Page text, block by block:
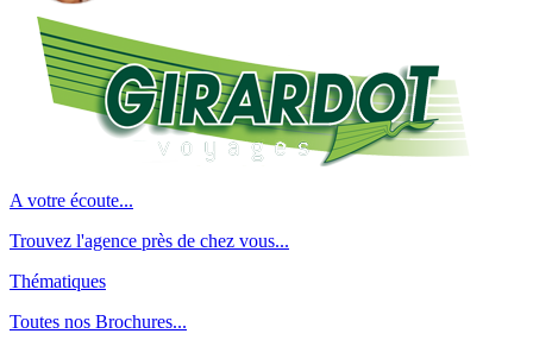
A votre écoute...
Trouvez l'agence près de chez vous...
Thématiques
Toutes nos Brochures...